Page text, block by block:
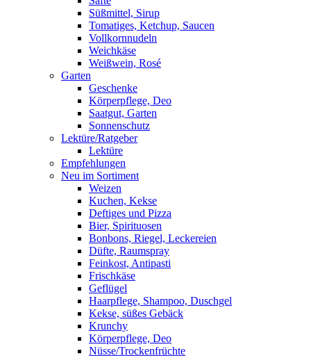
Süßmittel, Sirup
Tomatiges, Ketchup, Saucen
Vollkornnudeln
Weichkäse
Weißwein, Rosé
Garten
Geschenke
Körperpflege, Deo
Saatgut, Garten
Sonnenschutz
Lektüre/Ratgeber
Lektüre
Empfehlungen
Neu im Sortiment
Weizen
Kuchen, Kekse
Deftiges und Pizza
Bier, Spirituosen
Bonbons, Riegel, Leckereien
Düfte, Raumspray
Feinkost, Antipasti
Frischkäse
Geflügel
Haarpflege, Shampoo, Duschgel
Kekse, süßes Gebäck
Krunchy
Körperpflege, Deo
Nüsse/Trockenfrüchte